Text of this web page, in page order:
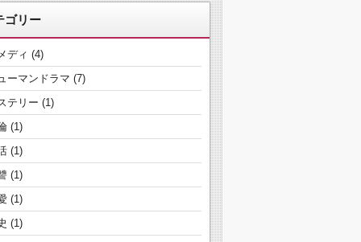
ゴリー
ディ (4)
ーマンドラマ (7)
テリー (1)
(1)
(1)
(1)
(1)
(1)